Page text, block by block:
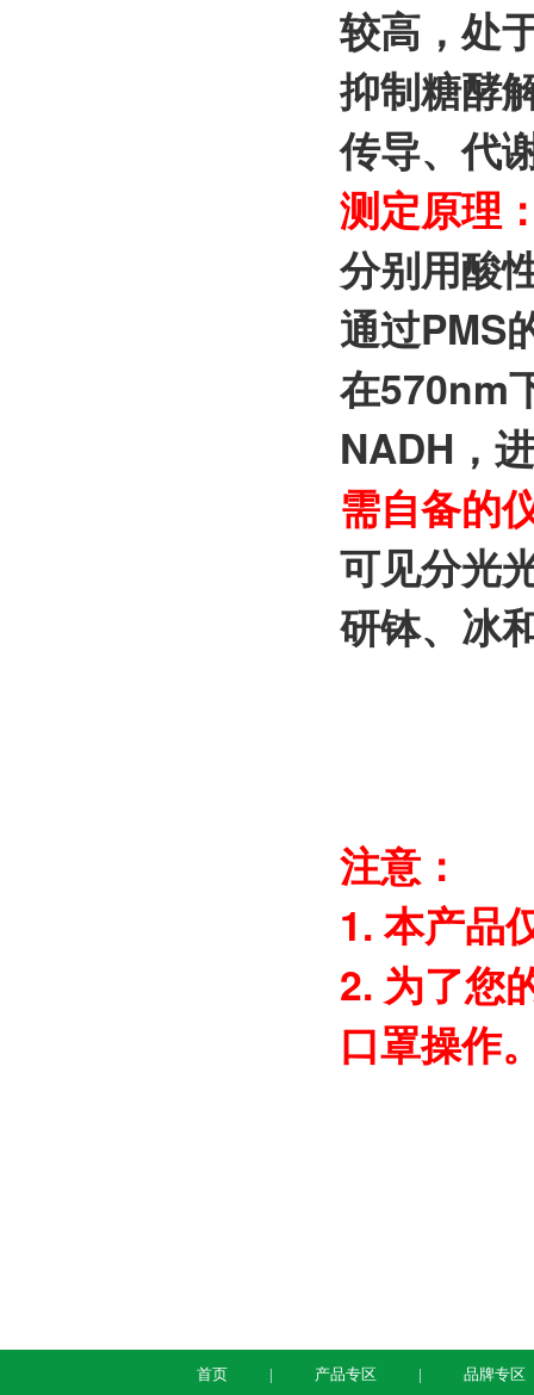
较高，处
抑制糖酵
传导、代
测定原理
分别用酸
通过PMS
在570nm
NADH，
需自备的
可见分光
研钵、冰
注意：
1. 本产品
2. 为了您
口罩操作
首页 产品专区 品牌专区